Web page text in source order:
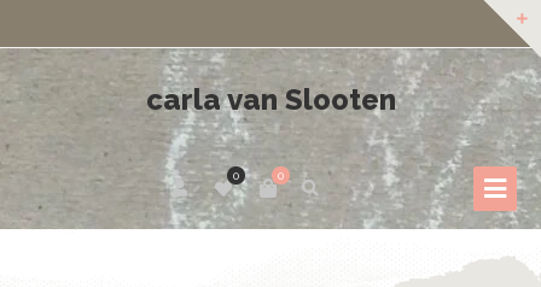
carla van Slooten
0
0